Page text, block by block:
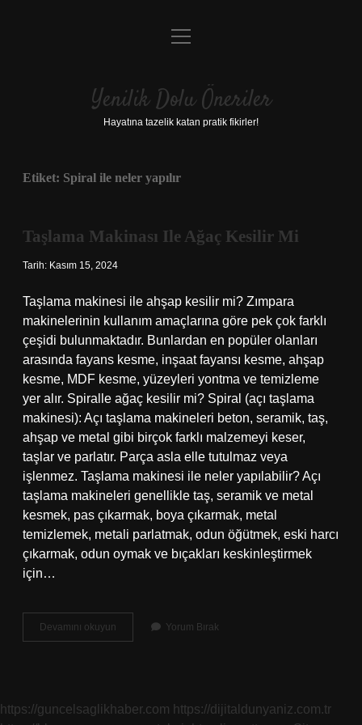
Anasayfa
Yasal Uyarı
menüyü
Yenilik Dolu Öneriler
Hayatına tazelik katan pratik fikirler!
Etiket: Spiral ile neler yapılır
Taşlama Makinası Ile Ağaç Kesilir Mi
Tarih: Kasım 15, 2024
Taşlama makinesi ile ahşap kesilir mi? Zımpara
makinelerinin kullanım amaçlarına göre pek çok farklı
çeşidi bulunmaktadır. Bunlardan en popüler olanları
arasında fayans kesme, inşaat fayansı kesme, ahşap
kesme, MDF kesme, yüzeyleri yontma ve temizleme
yer alır. Spiralle ağaç kesilir mi? Spiral (açı taşlama
makinesi): Açı taşlama makineleri beton, seramik, taş,
ahşap ve metal gibi birçok farklı malzemeyi keser,
taşlar ve parlatır. Parça asla elle tutulmaz veya
işlenmez. Taşlama makinesi ile neler yapılabilir? Açı
taşlama makineleri genellikle taş, seramik ve metal
kesmek, pas çıkarmak, boya çıkarmak, metal
temizlemek, metali parlatmak, odun öğütmek, eski harcı
çıkarmak, odun oymak ve bıçakları keskinleştirmek
için…
Devamını okuyun Taşlama
Makinası
Yorum Bırak
https://guncelsaglikhaber.com https://dijitaldunyaniz.com.tr